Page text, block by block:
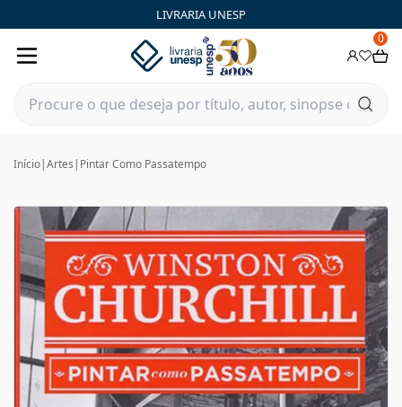
LIVRARIA UNESP
0
Início|Artes | Pintar Como Passatempo